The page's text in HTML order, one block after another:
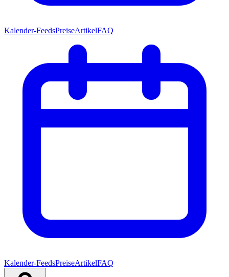
Kalender-FeedsPreiseArtikelFAQ
Kalender-FeedsPreiseArtikelFAQ